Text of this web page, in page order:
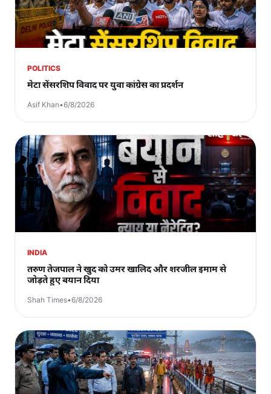
POLITICS
मेटा सेंसरशिप विवाद पर युवा कांग्रेस का प्रदर्शन
Asif Khan•6/8/2026
INDIA
तरुण तेजपाल ने खुद को उमर खालिद और शरजील इमाम से
जोड़ते हुए बयान दिया
Shah Times•6/8/2026